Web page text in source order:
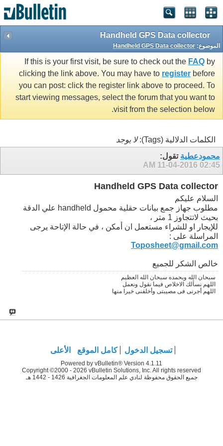
Handheld GPS Data collector
الموضوع: Handheld GPS Data collector
If this is your first visit, be sure to check out the FAQ by
clicking the link above. You may have to register before
you can post: click the register link above to proceed. To
start viewing messages, select the forum that you want to
visit from the selection below.
الكلمات الدلالية (Tags):
لا يوجد
محمودعطية تقول:
11-04-2016 02:45 AM
Handheld GPS Data collector
السلام عليكم
مطلوب جهاز جمع بيانات حقلية محمول handheld علي الدقة
بحيث لاتتجاوز 1 متر ،
للإيجار او للشراء مستعمل ان أمكن ، في حالة الإتاحة يرجى
المراسلة على :
Toposheet@gmail.com
خالص الشكر للجميع
سبحان الله وبحمده سبحان الله العظيم
اللهم نسألك الاخلاص فيما نقول ونعمل
اللهم أجرنى فى مصيبتى وأخلفنى خيرا منها
تسجيل الدخول كامل الموقع الأعلى
Powered by vBulletin® Version 4.1.11
Copyright ©2000 - 2026 vBulletin Solutions, Inc. All rights reserved
جميع الحقوق محفوظة لنادي علم المعلومات الجغرافية 1426 - 1442 هـ